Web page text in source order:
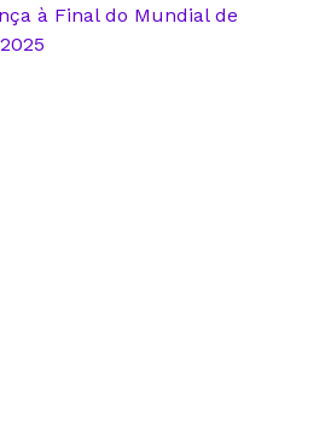
à Final do Mundial de